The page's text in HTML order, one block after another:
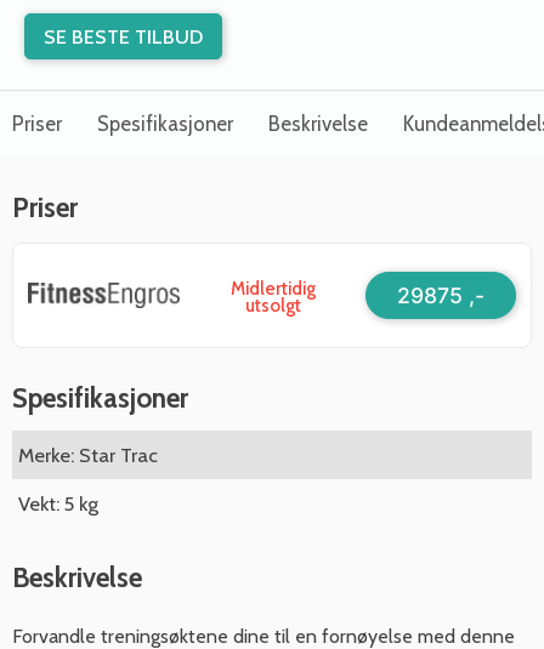
SE BESTE TILBUD
Priser Spesifikasjoner Beskrivelse
Priser
Midlertidig
utsolgt 29875 ,-
Spesifikasjoner
Merke: Star Trac
Vekt: 5 kg
Beskrivelse
Forvandle treningsøktene dine til en fornøyelse med denne